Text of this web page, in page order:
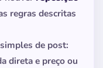
regras descritas
de post:
direta e preço ou